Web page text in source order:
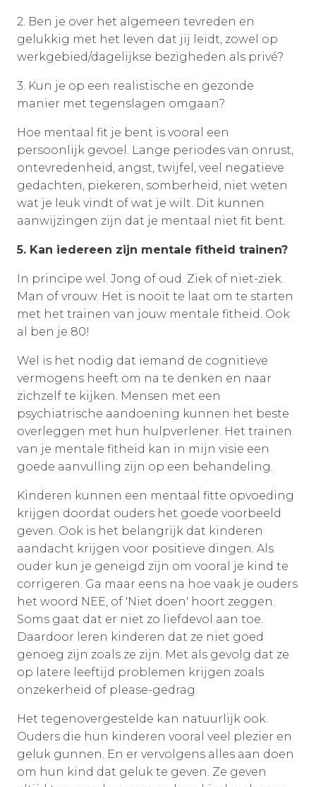
2. Ben je over het algemeen tevreden en
gelukkig met het leven dat jij leidt, zowel op
werkgebied/dagelijkse bezigheden als privé?
3. Kun je op een realistische en gezonde
manier met tegenslagen omgaan?
Hoe mentaal fit je bent is vooral een
persoonlijk gevoel. Lange periodes van onrust,
ontevredenheid, angst, twijfel, veel negatieve
gedachten, piekeren, somberheid, niet weten
wat je leuk vindt of wat je wilt. Dit kunnen
aanwijzingen zijn dat je mentaal niet fit bent.
5. Kan iedereen zijn mentale fitheid trainen?
In principe wel. Jong of oud. Ziek of niet-ziek.
Man of vrouw. Het is nooit te laat om te starten
met het trainen van jouw mentale fitheid. Ook
al ben je 80!
Wel is het nodig dat iemand de cognitieve
vermogens heeft om na te denken en naar
zichzelf te kijken. Mensen met een
psychiatrische aandoening kunnen het beste
overleggen met hun hulpverlener. Het trainen
van je mentale fitheid kan in mijn visie een
goede aanvulling zijn op een behandeling.
Kinderen kunnen een mentaal fitte opvoeding
krijgen doordat ouders het goede voorbeeld
geven. Ook is het belangrijk dat kinderen
aandacht krijgen voor positieve dingen. Als
ouder kun je geneigd zijn om vooral je kind te
corrigeren. Ga maar eens na hoe vaak je ouders
het woord NEE, of 'Niet doen' hoort zeggen.
Soms gaat dat er niet zo liefdevol aan toe.
Daardoor leren kinderen dat ze niet goed
genoeg zijn zoals ze zijn. Met als gevolg dat ze
op latere leeftijd problemen krijgen zoals
onzekerheid of please-gedrag.
Het tegenovergestelde kan natuurlijk ook.
Ouders die hun kinderen vooral veel plezier en
geluk gunnen. En er vervolgens alles aan doen
om hun kind dat geluk te geven. Ze geven